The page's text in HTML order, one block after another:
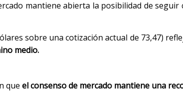
mantiene abierta la posibilidad de seguir
sobre una cotización actual de 73,47)
medio.
que el consenso de mercado mantiene una